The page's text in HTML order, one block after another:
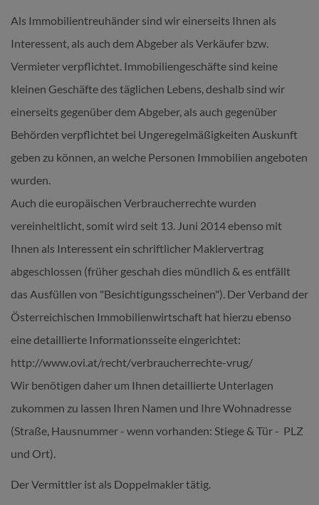
Als Immobilientreuhänder sind wir einerseits Ihnen als
Interessent, als auch dem Abgeber als Verkäufer bzw.
Vermieter verpflichtet. Immobiliengeschäfte sind keine
kleinen Geschäfte des täglichen Lebens, deshalb sind wir
einerseits gegenüber dem Abgeber, als auch gegenüber
Behörden verpflichtet bei Ungeregelmäßigkeiten Auskunft
geben zu können, an welche Personen Immobilien angeboten
wurden.
Auch die europäischen Verbraucherrechte wurden
vereinheitlicht, somit wird seit 13. Juni 2014 ebenso mit
Ihnen als Interessent ein schriftlicher Maklervertrag
abgeschlossen (früher geschah dies mündlich & es entfällt
das Ausfüllen von "Besichtigungsscheinen"). Der Verband der
Österreichischen Immobilienwirtschaft hat hierzu ebenso
eine detaillierte Informationsseite eingerichtet:
http://www.ovi.at/recht/verbraucherrechte-vrug/
Wir benötigen daher um Ihnen detaillierte Unterlagen
zukommen zu lassen Ihren Namen und Ihre Wohnadresse
(Straße, Hausnummer - wenn vorhanden: Stiege & Tür - PLZ
und Ort).
Der Vermittler ist als Doppelmakler tätig.